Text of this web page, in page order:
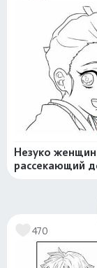
Незуко
рассекающий
470